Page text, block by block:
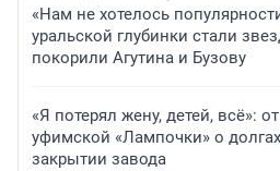
«Нам не хотелось
уральской глубинки стали
покорили Агутина и Бузову
«Я потерял жену, детей, всё»:
уфимской «Лампочки» о
закрытии завода